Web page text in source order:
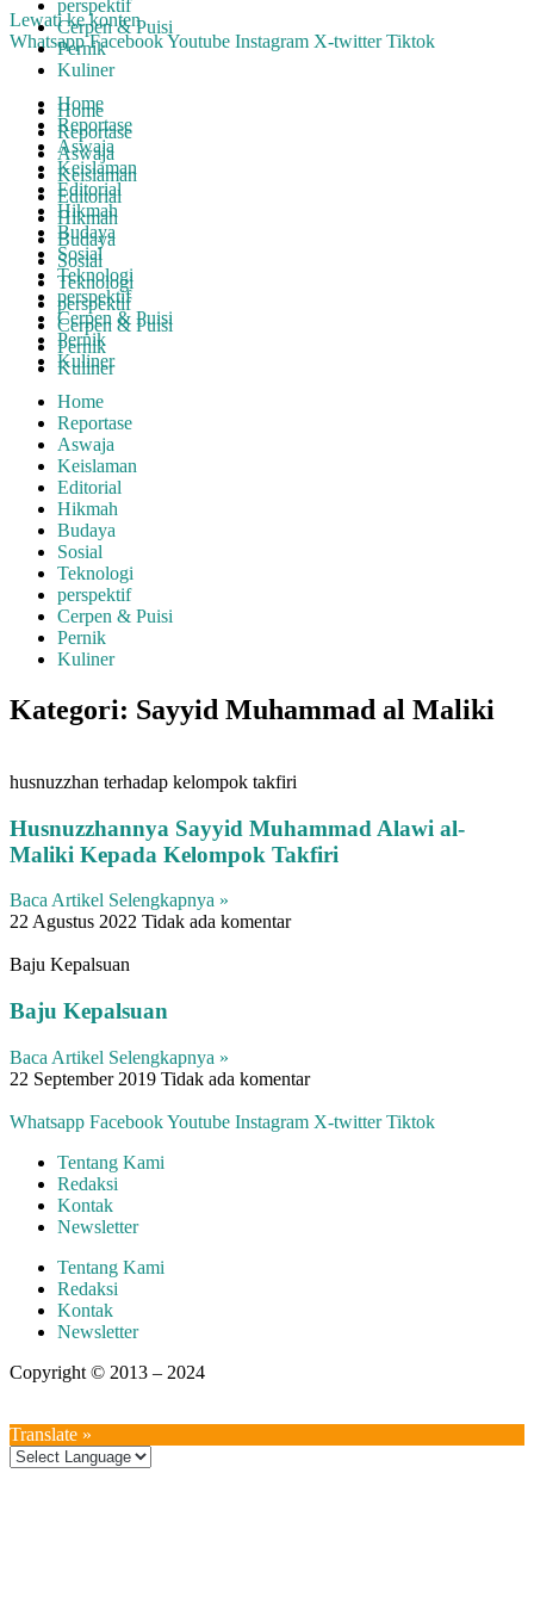
Lewati ke konten
Whatsapp FacebookYoutube Instagram X-twitter Tiktok
Home
Reportase
Aswaja
Keislaman
Editorial
Hikmah
Budaya
Sosial
Teknologi
perspektif
Cerpen & Puisi
Pernik
Kuliner
Home
Reportase
Aswaja
Keislaman
Editorial
Hikmah
Budaya
Sosial
Teknologi
perspektif
Cerpen & Puisi
Pernik
Kuliner
perspektif
Cerpen & Puisi
Pernik
Kuliner
Home
Reportase
Aswaja
Keislaman
Editorial
Hikmah
Budaya
Sosial
Teknologi
perspektif
Cerpen & Puisi
Pernik
Kuliner
Kategori: Sayyid Muhammad al Maliki
husnuzzhan terhadap kelompok takfiri
Husnuzzhannya Sayyid Muhammad Alawi al-
Maliki Kepada Kelompok Takfiri
Baca Artikel Selengkapnya »
22 Agustus 2022 Tidak ada komentar
Baju Kepalsuan
Baju Kepalsuan
Baca Artikel Selengkapnya »
22 September 2019 Tidak ada komentar
Whatsapp FacebookYoutube Instagram X-twitter Tiktok
Tentang Kami
Redaksi
Kontak
Newsletter
Tentang Kami
Redaksi
Kontak
Newsletter
Copyright © 2013 – 2024
Translate »